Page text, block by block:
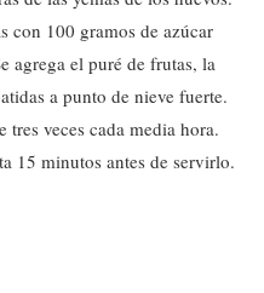
con 100 gramos de azúcar
agrega el puré de frutas, la
a punto de nieve fuerte.
tres veces cada media hora.
15 minutos antes de servirlo.